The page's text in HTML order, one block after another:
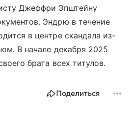
Джеффри Эпштейну
Эндрю в течение
в центре скандала из-
В начале декабря 2025
брата всех титулов.
Поделиться